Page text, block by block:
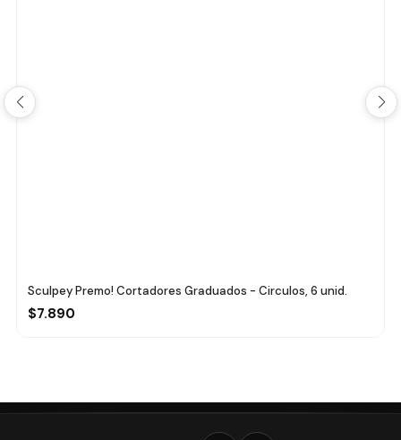
Sculpey Premo! Cortadores Graduados - Circulos, 6 unid.
$7.890